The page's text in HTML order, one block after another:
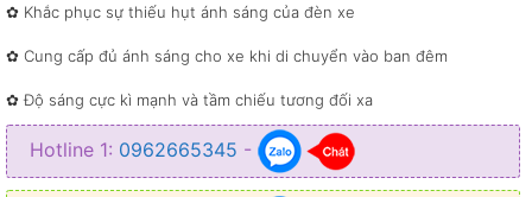
✿ Khắc phục sự thiếu hụt ánh sáng của đèn xe
✿ Cung cấp đủ ánh sáng cho xe khi di chuyển vào ban đêm
✿ Độ sáng cực kì mạnh và tầm chiếu tương đối xa
✿ Giúp ánh sáng mạnh hơn gấp 3 lần so với ánh sáng zin
Hotline 1: 0962665345 -